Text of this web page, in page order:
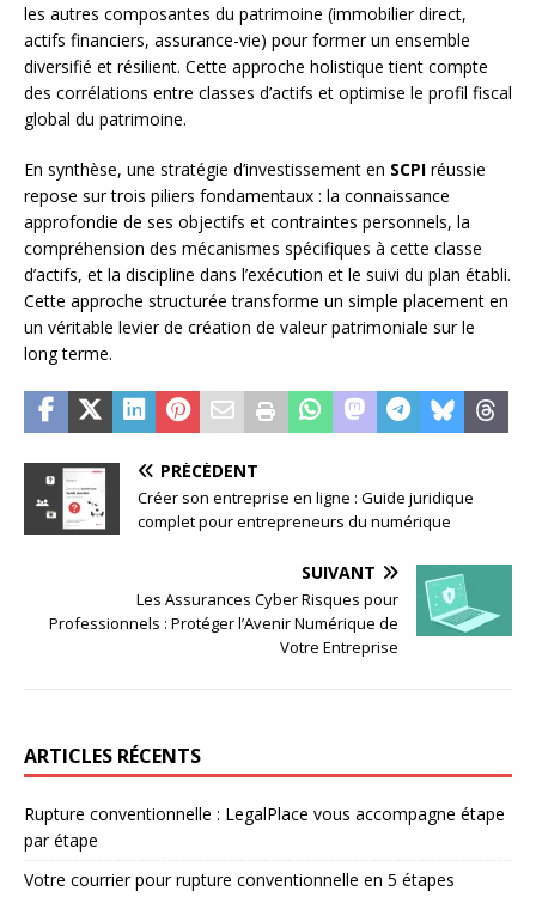
les autres composantes du patrimoine (immobilier direct,
actifs financiers, assurance-vie) pour former un ensemble
diversifié et résilient. Cette approche holistique tient compte
des corrélations entre classes d’actifs et optimise le profil fiscal
global du patrimoine.
En synthèse, une stratégie d’investissement en SCPI réussie
repose sur trois piliers fondamentaux : la connaissance
approfondie de ses objectifs et contraintes personnels, la
compréhension des mécanismes spécifiques à cette classe
d’actifs, et la discipline dans l’exécution et le suivi du plan établi.
Cette approche structurée transforme un simple placement en
un véritable levier de création de valeur patrimoniale sur le
long terme.
PRÉCÉDENT
Créer son entreprise en ligne : Guide juridique
complet pour entrepreneurs du numérique
SUIVANT
Les Assurances Cyber Risques pour
Professionnels : Protéger l’Avenir Numérique de
Votre Entreprise
ARTICLES RÉCENTS
Rupture conventionnelle : LegalPlace vous accompagne étape
par étape
Votre courrier pour rupture conventionnelle en 5 étapes